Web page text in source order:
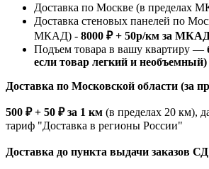
Доставка по Москве (в пределах
Доставка стеновых панелей по
МКАД) - 8000 ₽ + 50р/км за
Подъем товара в вашу квартиру —
если товар легкий и необъемный)
Доставка по Московской области (за
500 ₽ + 50 ₽ за 1 км (в пределах 20 км),
тариф "Доставка в регионы России"
Доставка до пункта выдачи заказов